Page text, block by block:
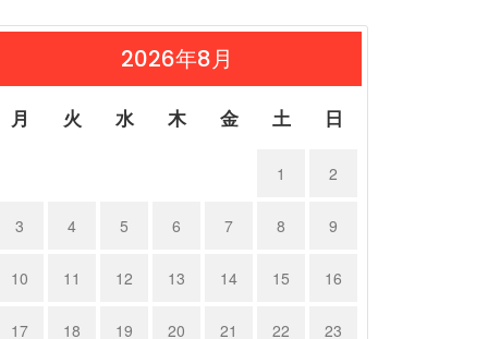
2026年8月
月 火 水 木 金 土 日
1 2
3 4 5 6 7 8 9
10 11 12 13 14 15 16
17 18 19 20 21 22 23